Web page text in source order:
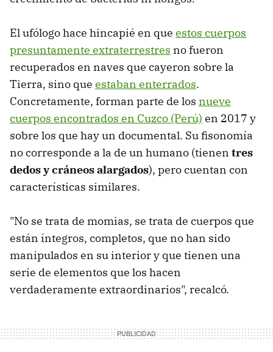
El ufólogo hace hincapié en que estos cuerpos
presuntamente extraterrestres no fueron
recuperados en naves que cayeron sobre la
Tierra, sino que estaban enterrados.
Concretamente, forman parte de los nueve
cuerpos encontrados en Cuzco (Perú) en 2017 y
sobre los que hay un documental. Su fisonomía
no corresponde a la de un humano (tienen tres
dedos y cráneos alargados), pero cuentan con
características similares.
"No se trata de momias, se trata de cuerpos que
están íntegros, completos, que no han sido
manipulados en su interior y que tienen una
serie de elementos que los hacen
verdaderamente extraordinarios", recalcó.